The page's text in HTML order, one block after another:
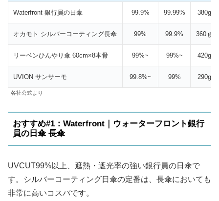
Waterfront 銀行員の日傘 99.9% 99.99% 380g
オカモト シルバーコーティング長傘 99% 99.9% 360ｇ
リーベンひんやり傘 60cm×8本骨 99%~ 99%~ 420g
UVION サンサーモ 99.8%~ 99% 290g
各社公式より
おすすめ#1：Waterfront｜ウォーターフロント銀行
員の日傘 長傘
UVCUT99%以上、遮熱・遮光率の強い銀行員の日傘で
す。シルバーコーティング日傘の定番は、長傘においても
非常に高いコスパです。